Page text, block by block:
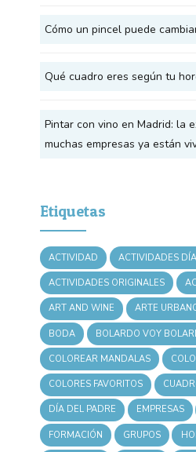
Cómo un pincel puede
Qué cuadro eres según tu
Pintar con vino en Madrid: la
muchas empresas ya están
Etiquetas
ACTIVIDAD ACTIVIDADES
ACTIVIDADES ORIGINALES
ART AND WINE ARTE
BODA BOLARDO VOY
COLOREAR MANDALAS
COLORES FAVORITOS
DÍA DEL PADRE EMPRESAS
FORMACIÓN GRUPOS